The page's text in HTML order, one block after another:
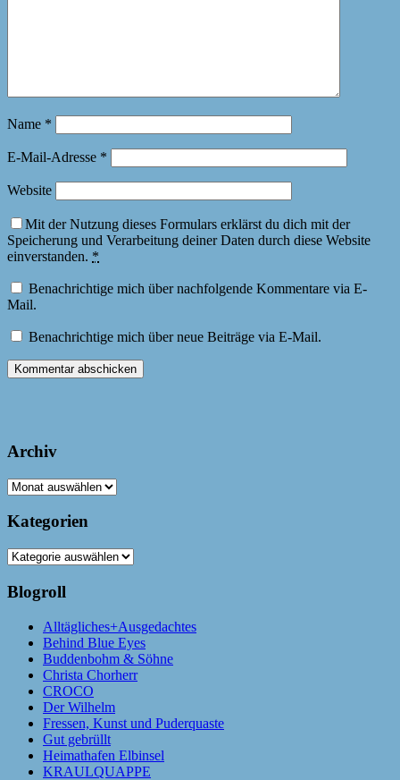
Name *
E-Mail-Adresse *
Website
Mit der Nutzung dieses Formulars erklärst du dich mit der
Speicherung und Verarbeitung deiner Daten durch diese Website
einverstanden. *
Benachrichtige mich über nachfolgende Kommentare via E-
Mail.
Benachrichtige mich über neue Beiträge via E-Mail.
Archiv
Archiv
Kategorien
Kategorien
Blogroll
Alltägliches+Ausgedachtes
Behind Blue Eyes
Buddenbohm & Söhne
Christa Chorherr
CROCO
Der Wilhelm
Fressen, Kunst und Puderquaste
Gut gebrüllt
Heimathafen Elbinsel
KRAULQUAPPE